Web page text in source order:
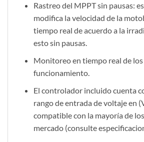
Rastreo del MPPT sin pausas:
modifica la velocidad de la
tiempo real de acuerdo a la
esto sin pausas.
Monitoreo en tiempo real de
funcionamiento.
El controlador incluido cuenta
rango de entrada de voltaje en
compatible con la mayoría de
mercado (consulte